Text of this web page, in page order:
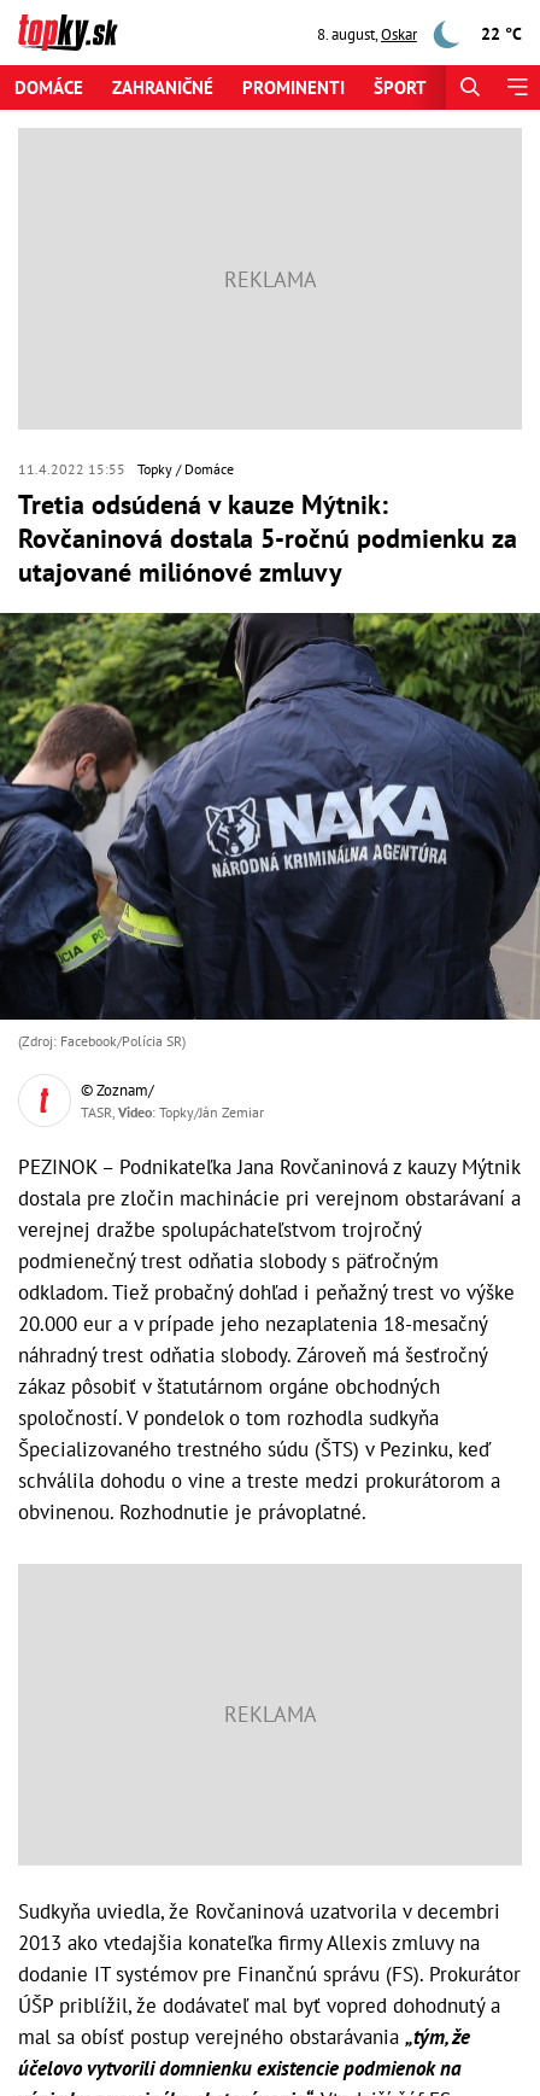
8. august,Oskar 22 °C
DOMÁCE ZAHRANIČNÉ PROMINENTI ŠPORT
11.4.2022 15:55 Topky Domáce
Tretia odsúdená v kauze Mýtnik:
Rovčaninová dostala 5-ročnú podmienku za
utajované miliónové zmluvy
(Zdroj: Facebook/Polícia SR)
© Zoznam/
TASR, Video: Topky/Ján Zemiar
PEZINOK – Podnikateľka Jana Rovčaninová z kauzy Mýtnik
dostala pre zločin machinácie pri verejnom obstarávaní a
verejnej dražbe spolupáchateľstvom trojročný
podmienečný trest odňatia slobody s päťročným
odkladom. Tiež probačný dohľad i peňažný trest vo výške
20.000 eur a v prípade jeho nezaplatenia 18-mesačný
náhradný trest odňatia slobody. Zároveň má šesťročný
zákaz pôsobiť v štatutárnom orgáne obchodných
spoločností. V pondelok o tom rozhodla sudkyňa
Špecializovaného trestného súdu (ŠTS) v Pezinku, keď
schválila dohodu o vine a treste medzi prokurátorom a
obvinenou. Rozhodnutie je právoplatné.
Sudkyňa uviedla, že Rovčaninová uzatvorila v decembri
2013 ako vtedajšia konateľka firmy Allexis zmluvy na
dodanie IT systémov pre Finančnú správu (FS). Prokurátor
ÚŠP priblížil, že dodávateľ mal byť vopred dohodnutý a
mal sa obísť postup verejného obstarávania „tým, že
účelovo vytvorili domnienku existencie podmienok na